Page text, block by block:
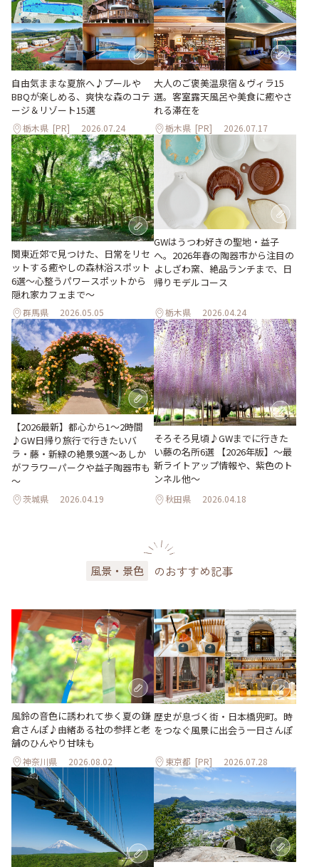
自由気ままな夏旅へ♪プールや
BBQが楽しめる、爽快な森のコテ
ージ＆リゾート15選
栃木県 [PR] 2026.07.24
大人のご褒美温泉宿＆ヴィラ15
選。客室露天風呂や美食に癒やさ
れる滞在を
栃木県 [PR] 2026.07.17
関東近郊で見つけた、日常をリセ
ットする癒やしの森林浴スポット
6選～心整うパワースポットから
隠れ家カフェまで～
群馬県 2026.05.05
GWはうつわ好きの聖地・益子
へ。2026年春の陶器市から注目の
よしざわ窯、絶品ランチまで、日
帰りモデルコース
栃木県 2026.04.24
【2026最新】都心から1～2時間
♪GW日帰り旅行で行きたいバ
ラ・藤・新緑の絶景9選～あしか
がフラワーパークや益子陶器市も
～
茨城県 2026.04.19
そろそろ見頃♪GWまでに行きた
い藤の名所6選 【2026年版】～最
新ライトアップ情報や、紫色のト
ンネル他～
秋田県 2026.04.18
風景・景色 のおすすめ記事
風鈴の音色に誘われて歩く夏の鎌
倉さんぽ♪由緒ある社の参拝と老
舗のひんやり甘味も
神奈川県 2026.08.02
歴史が息づく街・日本橋兜町。時
をつなぐ風景に出会う一日さんぽ
東京都 [PR] 2026.07.28